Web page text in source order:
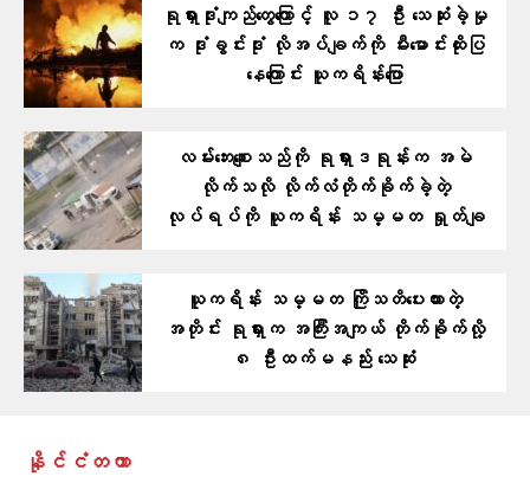
ရုရှားဒုံးကျည်တွေကြောင့် လူ ၁၇ ဦး သေဆုံးခဲ့မှု
က ဒုံးခွင်းဒုံး လိုအပ်ချက်ကို မီးမောင်းထိုးပြ
နေကြောင်း ယူကရိန်းပြော
လမ်းဘေးစျေးသည်ကို ရုရှားဒရုန်းက အမဲ
လိုက်သလို လိုက်လံတိုက်ခိုက်ခဲ့တဲ့
လုပ်ရပ်ကို ယူကရိန်း သမ္မတ ရှုတ်ချ
ယူကရိန်း သမ္မတ ကြိုသတိပေးထားတဲ့
အတိုင်း ရုရှားက အကြီးအကျယ် တိုက်ခိုက်လို့
၈ ဦးထက်မနည်း သေဆုံး
နိုင်ငံတကာ